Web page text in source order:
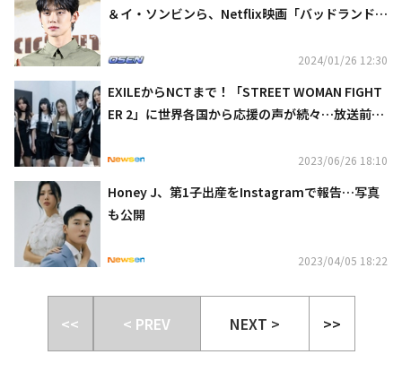
＆イ・ソンビンら、Netflix映画「バッドランド・
2024/01/26 12:30
EXILEからNCTまで！「STREET WOMAN FIGHT
ER 2」に世界各国から応援の声が続々…放送前か
2023/06/26 18:10
Honey J、第1子出産をInstagramで報告…写真
も公開
2023/04/05 18:22
<< < PREV NEXT > >>